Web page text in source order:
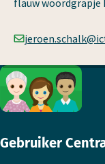
Footer
Gebruiker